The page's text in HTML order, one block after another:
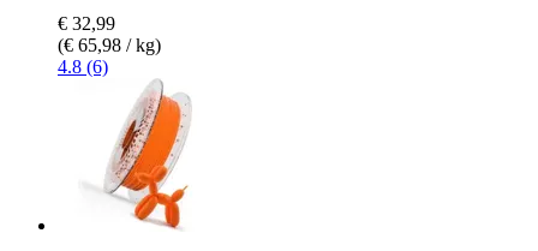
€ 32,99
(€ 65,98 / kg)
4.8 (6)